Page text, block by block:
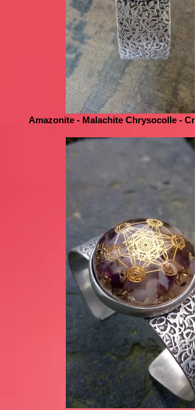
Amazonite - Malachite Chrysocolle -